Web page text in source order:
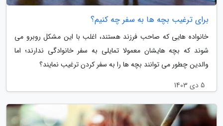
برای ترغیب بچه ها به سفر چه کنیم؟
خانواده هایی که صاحب فرزند هستند، اغلب با این مشکل روبرو می
شوند که بچه هایشان معمولا تمایلی به سفر خانوادگی ندارند؛ اما
والدین چطور می توانند بچه ها را به سفر کردن ترغیب نمایند؟
5 دی 1403